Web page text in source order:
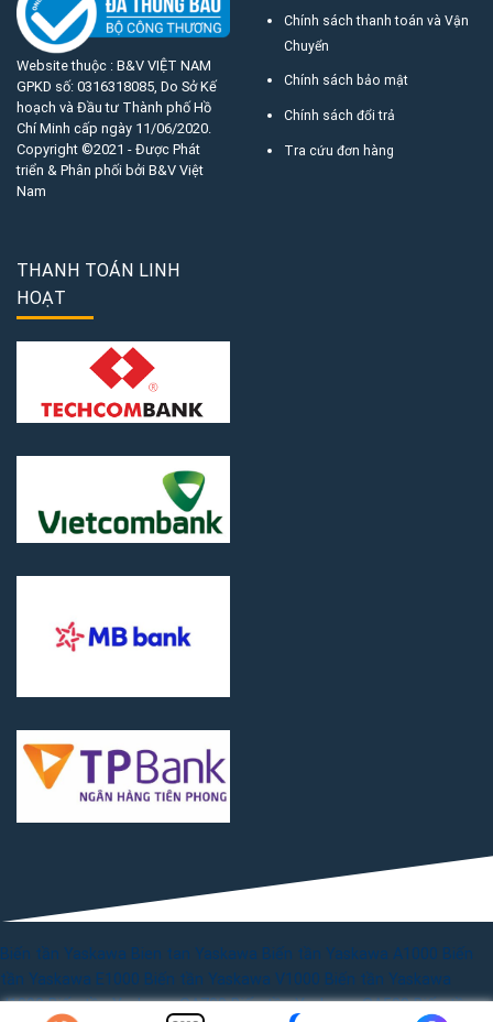
Website thuộc : B&V VIỆT NAM
GPKD số: 0316318085 , Do Sở Kế
hoạch và Đầu tư Thành phố Hồ
Chí Minh cấp ngày 11/06/2020.
Copyright ©2021 - Được Phát
triển & Phân phối bởi B&V Việt
Nam
Chính sách thanh toán và Vận
Chuyển
Chính sách bảo mật
Chính sách đổi trả
Tra cứu đơn hàng
THANH TOÁN LINH
HOẠT
Biến tần Yaskawa Bien tan Yaskawa Biến tần Yaskawa A1000 Biến
tần Yaskawa E1000 Biến tần Yaskawa V1000 Biến tần Yaskawa
J1000 Biến tần Yaskawa GA700Biến tần Yaskawa GA500Biến tần